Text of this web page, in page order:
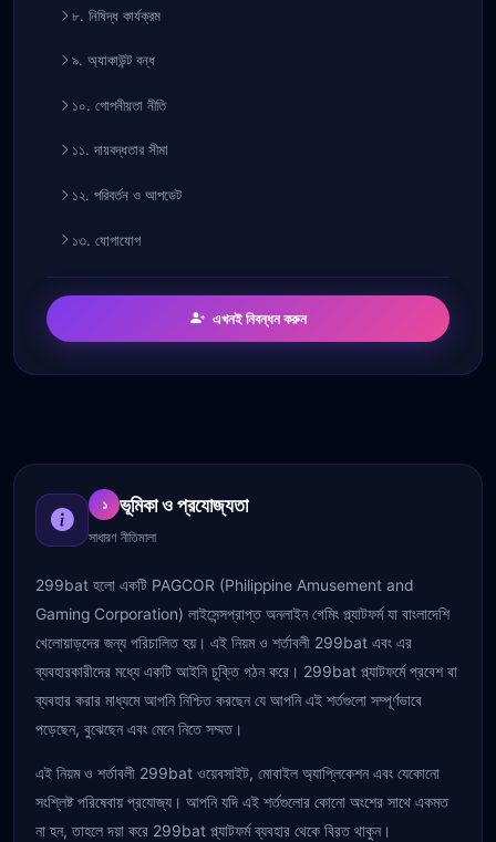
৮. নিষিদ্ধ কার্যক্রম
৯. অ্যাকাউন্ট বন্ধ
১০. গোপনীয়তা নীতি
১১. দায়বদ্ধতার সীমা
১২. পরিবর্তন ও আপডেট
১৩. যোগাযোগ
এখনই নিবন্ধন করুন
১ ভূমিকা ও প্রযোজ্যতা
সাধারণ নীতিমালা
299bat হলো একটি PAGCOR (Philippine Amusement and
Gaming Corporation) লাইসেন্সপ্রাপ্ত অনলাইন গেমিং প্ল্যাটফর্ম যা বাংলাদেশি
খেলোয়াড়দের জন্য পরিচালিত হয়। এই নিয়ম ও শর্তাবলী 299bat এবং এর
ব্যবহারকারীদের মধ্যে একটি আইনি চুক্তি গঠন করে। 299bat প্ল্যাটফর্মে প্রবেশ বা
ব্যবহার করার মাধ্যমে আপনি নিশ্চিত করছেন যে আপনি এই শর্তগুলো সম্পূর্ণভাবে
পড়েছেন, বুঝেছেন এবং মেনে নিতে সম্মত।
এই নিয়ম ও শর্তাবলী 299bat ওয়েবসাইট, মোবাইল অ্যাপ্লিকেশন এবং যেকোনো
সংশ্লিষ্ট পরিষেবায় প্রযোজ্য। আপনি যদি এই শর্তগুলোর কোনো অংশের সাথে একমত
না হন, তাহলে দয়া করে 299bat প্ল্যাটফর্ম ব্যবহার থেকে বিরত থাকুন।